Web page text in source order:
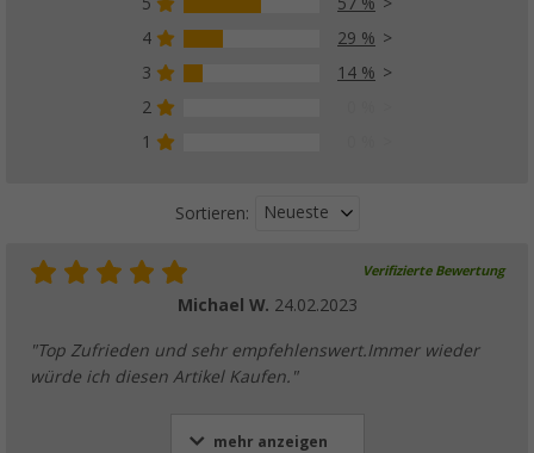
5
57 %
4
29 %
3
14 %
2
1
Sortieren: Neueste
Verifizierte Bewertung
Michael W. 24.02.2023
"Top Zufrieden und sehr empfehlenswert.Immer wieder
würde ich diesen Artikel Kaufen."
mehr anzeigen